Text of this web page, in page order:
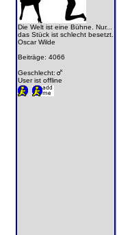
Die Welt ist eine Bühne. Nur...
das Stück ist schlecht besetzt.
Oscar Wilde
Beiträge: 4066
Geschlecht:
User ist offline